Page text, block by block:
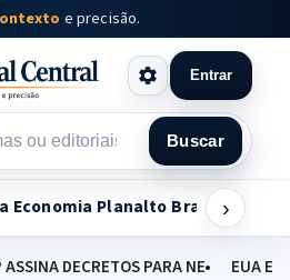
e precisão.
Buscar
Entrar
Economia Planalto Brasil ›
DECRETOS PARA NEGAREUA E